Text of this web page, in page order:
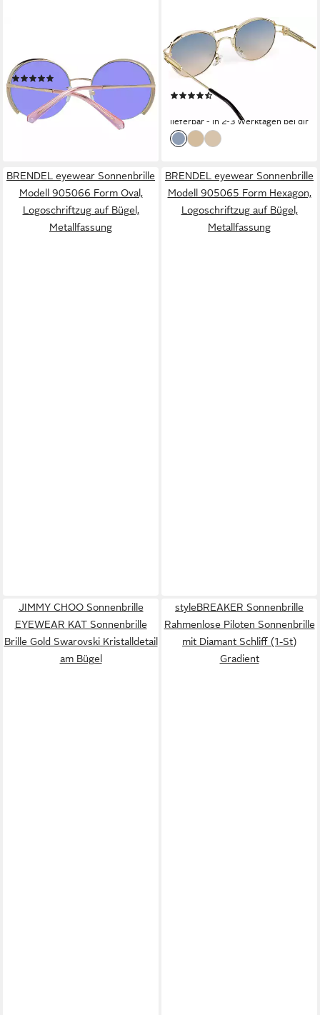
5632W
(1)
ab 90,25 € UVP165,00 €
-45%
lieferbar - in 2-3 Werktagen bei dir
STYLEBREAKER
Sonnenbrille Panto
Sonnenbrille mit Federn (1-St)
Gradient
(5)
lieferbar - in 2-3 Werktagen bei dir
BRENDEL eyewear Sonnenbrille
Modell 905066 Form Oval,
Logoschriftzug auf Bügel,
Metallfassung
BRENDEL eyewear Sonnenbrille
Modell 905065 Form Hexagon,
Logoschriftzug auf Bügel,
Metallfassung
JIMMY CHOO Sonnenbrille
EYEWEAR KAT Sonnenbrille
Brille Gold Swarovski Kristalldetail
am Bügel
styleBREAKER Sonnenbrille
Rahmenlose Piloten Sonnenbrille
mit Diamant Schliff (1-St)
Gradient